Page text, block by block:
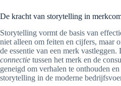
De kracht van storytelling in
Storytelling vormt de basis van
niet alleen om feiten en cijfers, maar
de essentie van een merk vastleggen.
connectie tussen het merk en de
geneigd om verhalen te onthouden
storytelling in de moderne